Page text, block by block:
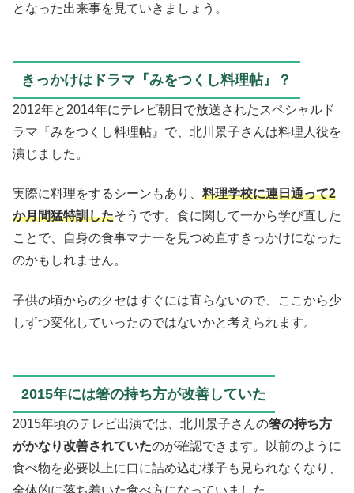
となった出来事を見ていきましょう。
きっかけはドラマ『みをつくし料理帖』？
2012年と2014年にテレビ朝日で放送されたスペシャルド
ラマ『みをつくし料理帖』で、北川景子さんは料理人役を
演じました。
実際に料理をするシーンもあり、 料理学校に連日通って2
か月間猛特訓したそうです。食に関して一から学び直した
ことで、自身の食事マナーを見つめ直すきっかけになった
のかもしれません。
子供の頃からのクセはすぐには直らないので、ここから少
しずつ変化していったのではないかと考えられます。
2015年には箸の持ち方が改善していた
2015年頃のテレビ出演では、北川景子さんの箸の持ち方
がかなり改善されていたのが確認できます。以前のように
食べ物を必要以上に口に詰め込む様子も見られなくなり、
全体的に落ち着いた食べ方になっていました。